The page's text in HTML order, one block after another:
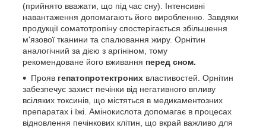
(прийнято вважати, що під час сну). Інтенсивні
навантаження допомагають його виробленню. Завдяки
продукції соматотропіну спостерігається збільшення
м'язової тканини та спалювання жиру. Орнітин
аналогічний за дією з аргініном, тому
рекомендоване його вживання перед сном.
Прояв гепатопротектроних властивостей. Орнітин
забезпечує захист печінки від негативного впливу
всіляких токсинів, що містяться в медикаментозних
препаратах і їжі. Амінокислота допомагає в процесах
відновлення печінкових клітин, що вкрай важливо для